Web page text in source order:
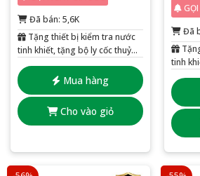
Mua hàng
Cho vào giỏ
Đã bán: 5,6K
Tặng thiết bị kiểm tra nước
tinh khiết, tặng bộ ly cốc thuỷ
tinh 6 chiếc
GỌI
Đã
tinh
tinh 6